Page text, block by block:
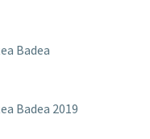
Badea
Badea 2019